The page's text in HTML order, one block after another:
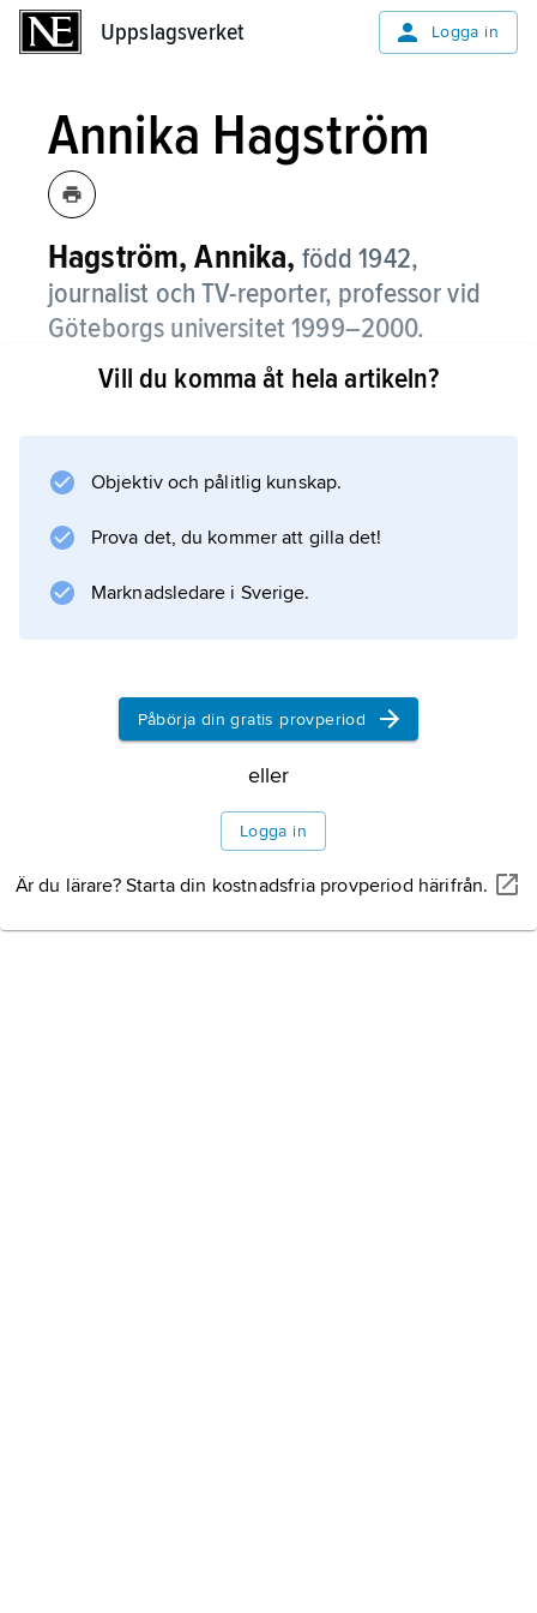
Uppslagsverket Logga in
Annika Hagström
Hagström, Annika, född 1942,
journalist och TV-reporter, professor vid
Göteborgs universitet 1999–2000.
Annika Hagström arbetade 1965–72 på
Sveriges Television, där hon gjorde en
programledare, bland annat i ”Magasinet” och
i studioprogram där nyheter och
underhållning blandats. 1996 lämnade
Information om artikeln
Vill du komma åt hela artikeln?
Objektiv och pålitlig kunskap.
Prova det, du kommer att gilla det!
Marknadsledare i Sverige.
Påbörja din gratis provperiod
eller
Logga in
Är du lärare? Starta din kostnadsfria provperiod härifrån.